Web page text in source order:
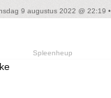
9 augustus 2022 @ 22:19
Spleenheup